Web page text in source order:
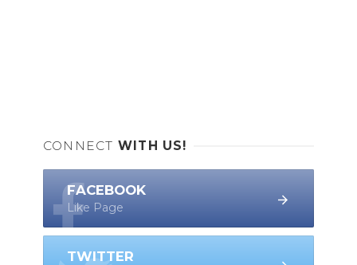
CONNECT WITH US!
FACEBOOK
Like Page
TWITTER